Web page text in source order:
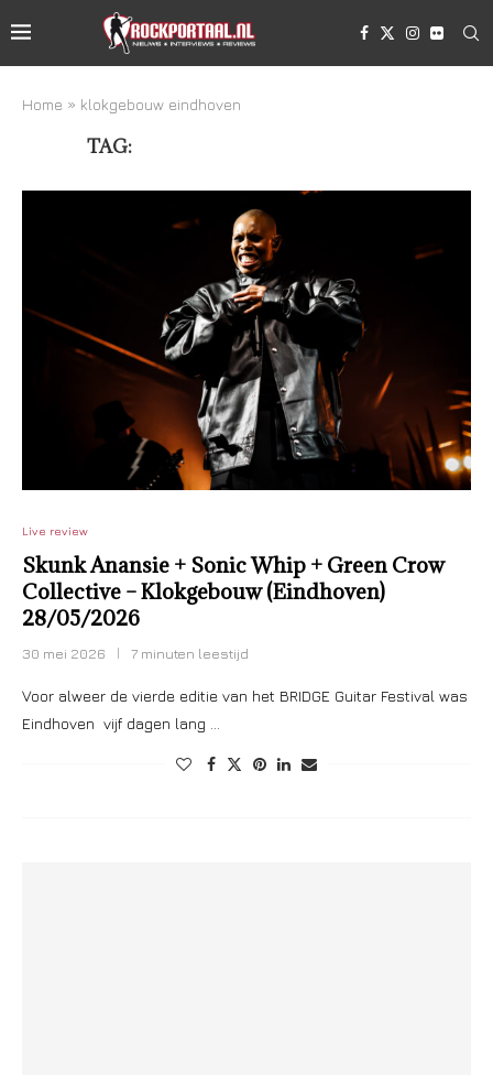
Home » klokgebouw eindhoven
TAG:
Live review
Skunk Anansie + Sonic Whip + Green Crow
Collective – Klokgebouw (Eindhoven)
28/05/2026
30 mei 2026 7 minuten leestijd
Voor alweer de vierde editie van het BRIDGE Guitar Festival was
Eindhoven vijf dagen lang …